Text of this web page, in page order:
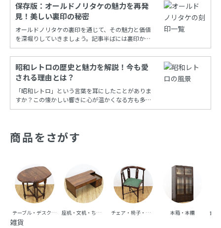
保存版：オールドノリタケの魅力を再発
見！美しい裏印の秘密
オールドノリタケの裏印を通じて、その魅力と価値
を深堀りしていきましょう。記事半ばには裏印から
年代を調べることができる保存版一覧もあります！
昭和レトロの歴史と魅力を解説！今も愛
される理由とは？
「昭和レトロ」という言葉を耳にしたことがありま
すか？この懐かしい響きに心が温かくなる方も多い
でしょう。昭和時代の風情を再現し、今も多くの
す。
商品をさがす
テーブル・デスク・机 座机・文机・ちゃぶ台 チェア・椅子・ベンチ・ソファ 本箱・本棚 食器
雑貨